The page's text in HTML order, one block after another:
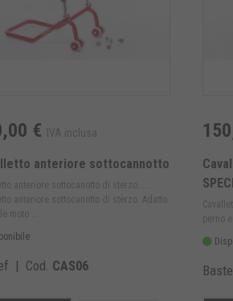
€ IVA inclusa
anteriore sottocannotto
anteriore sottocanotto di sterzo. ...
anteriore sottocanotto di sterzo. Adatto
moto ...
| Cod. CAS06
perno